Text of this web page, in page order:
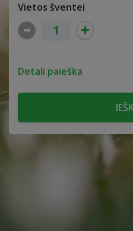
Vietos šventei
Detali paieška